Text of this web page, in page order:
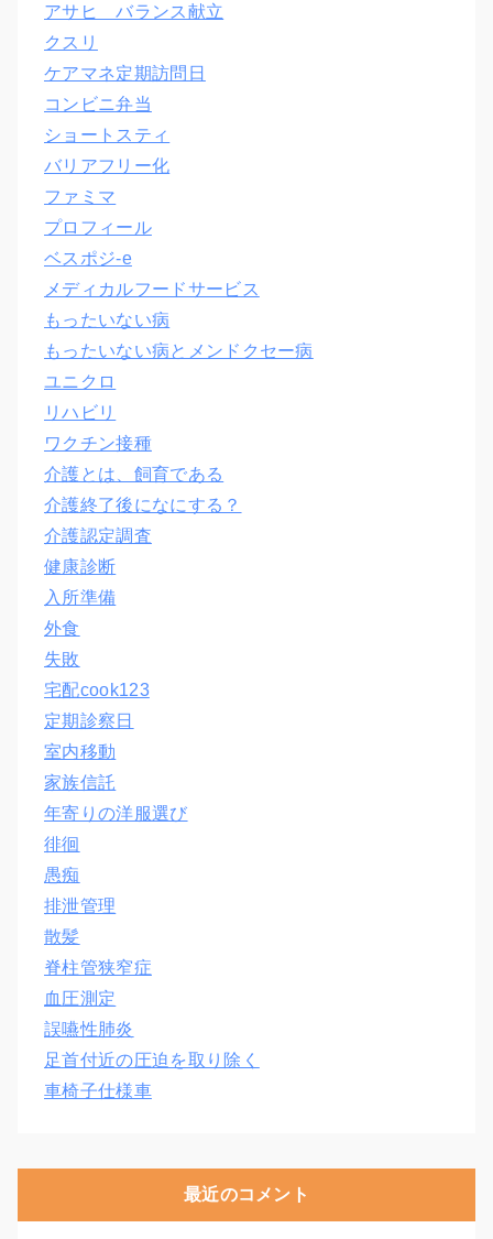
アサヒ バランス献立
クスリ
ケアマネ定期訪問日
コンビニ弁当
ショートスティ
バリアフリー化
ファミマ
プロフィール
ベスポジ-e
メディカルフードサービス
もったいない病
もったいない病とメンドクセー病
ユニクロ
リハビリ
ワクチン接種
介護とは、飼育である
介護終了後になにする？
介護認定調査
健康診断
入所準備
外食
失敗
宅配cook123
定期診察日
室内移動
家族信託
年寄りの洋服選び
徘徊
愚痴
排泄管理
散髪
脊柱管狭窄症
血圧測定
誤嚥性肺炎
足首付近の圧迫を取り除く
車椅子仕様車
最近のコメント